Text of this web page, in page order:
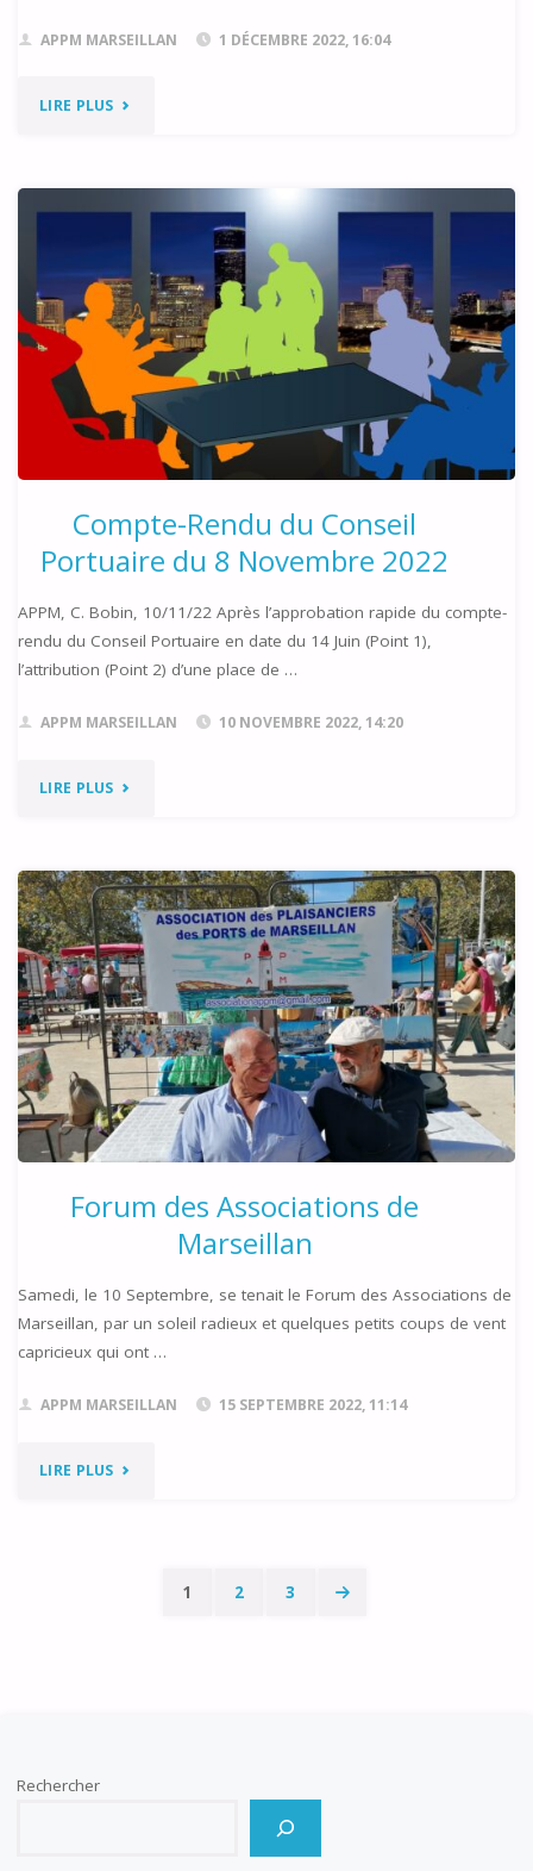
APPM MARSEILLAN 1 DÉCEMBRE 2022, 16:04
LIRE PLUS"SQUAT
Compte-Rendu du Conseil
Portuaire du 8 Novembre 2022
APPM, C. Bobin, 10/11/22 Après l’approbation rapide du compte-
rendu du Conseil Portuaire en date du 14 Juin (Point 1),
l’attribution (Point 2) d’une place de …
APPM MARSEILLAN 10 NOVEMBRE 2022, 14:20
LIRE PLUS"COMPTE-
DU
CONSEIL
PORTUAIRE
DU
8
NOVEMBRE
2022"
Forum des Associations de
Marseillan
Samedi, le 10 Septembre, se tenait le Forum des Associations de
Marseillan, par un soleil radieux et quelques petits coups de vent
capricieux qui ont …
APPM MARSEILLAN 15 SEPTEMBRE 2022, 11:14
LIRE PLUS"FORUM
1 2 3
Rechercher